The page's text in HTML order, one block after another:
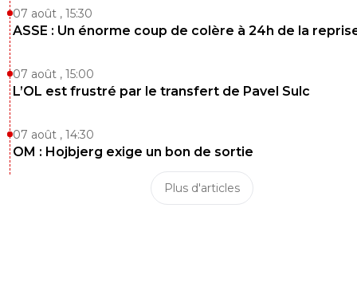
07 août , 15:30
ASSE : Un énorme coup de colère à 24h de la
07 août , 15:00
L’OL est frustré par le transfert de Pavel Sulc
07 août , 14:30
OM : Hojbjerg exige un bon de sortie
Plus d'articles